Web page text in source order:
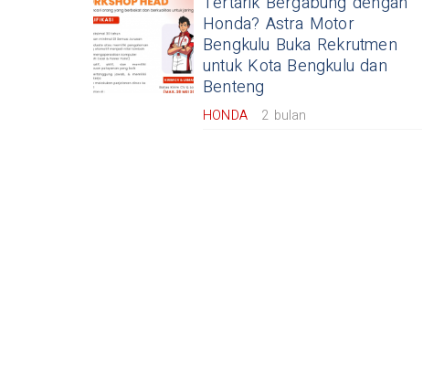
Honda? Astra Motor
Bengkulu Buka Rekrutmen
untuk Kota Bengkulu dan
Benteng
HONDA 2 bulan